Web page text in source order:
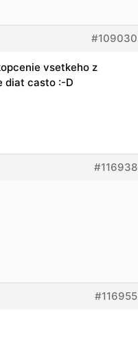
#109030
vsetkeho z
diat casto :-D
#116938
#116955